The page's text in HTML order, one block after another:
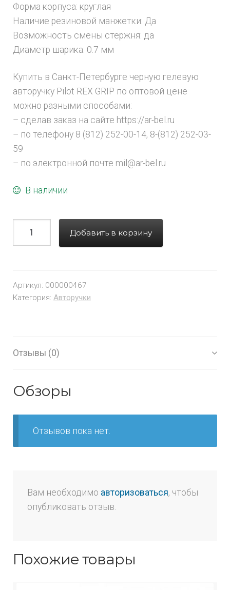
Форма корпуса: круглая
Наличие резиновой манжетки: Да
Возможность смены стержня: да
Диаметр шарика: 0.7 мм
Купить в Санкт-Петербурге черную гелевую
авторучку Рilot REX GRIP по оптовой цене
можно разными способами:
– сделав заказ на сайте https://ar-bel.ru
– по телефону 8 (812) 252-00-14, 8-(812) 252-03-
59
– по электронной почте mil@ar-bel.ru
В наличии
Добавить в корзину
Артикул: 000000467
Категория: Авторучки
Отзывы (0)
Обзоры
Отзывов пока нет.
Вам необходимо авторизоваться, чтобы
опубликовать отзыв.
Похожие товары